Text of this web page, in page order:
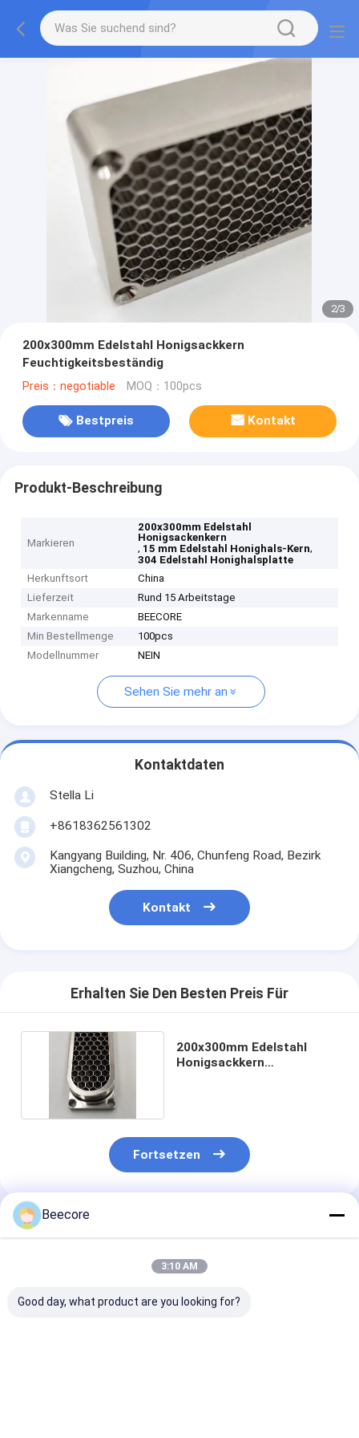
2/3
200x300mm Edelstahl Honigsackkern
Feuchtigkeitsbeständig
Preis：negotiable MOQ：100pcs
Bestpreis Kontakt
Produkt-Beschreibung
Markieren
200x300mm Edelstahl
Honigsackenkern
, 15 mm Edelstahl Honighals-Kern,
304 Edelstahl Honighalsplatte
Herkunftsort
China
Lieferzeit
Rund 15 Arbeitstage
Markenname
BEECORE
Min Bestellmenge
100pcs
Modellnummer
NEIN
Sehen Sie mehr an
Kontaktdaten
Stella Li
+8618362561302
Kangyang Building, Nr. 406, Chunfeng Road, Bezirk
Xiangcheng, Suzhou, China
Kontakt
Erhalten Sie Den Besten Preis Für
200x300mm Edelstahl
Honigsackkern
Fortsetzen
Empfohlene Produkte
Beecore
3:10 AM
Good day, what product are you looking for?